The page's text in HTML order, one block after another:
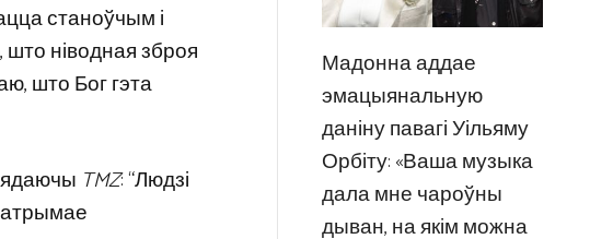
станоўчым і
ніводная зброя
што Бог гэта
TMZ: “Людзі
Мадонна аддае
эмацыянальную
даніну павагі Уільяму
Орбіту: «Ваша музыка
дала мне чароўны
дыван, на якім можна